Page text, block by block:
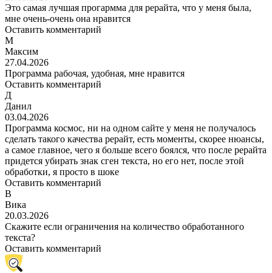
Это самая лучшая прогармма для рерайта, что у меня была,
мне очень-очень она нравится
Оставить комментарий
М
Максим
27.04.2026
Программа рабочая, удобная, мне нравится
Оставить комментарий
Д
Данил
03.04.2026
Программа космос, ни на одном сайте у меня не получалось
сделать такого качества рерайт, есть моменты, скорее нюансы,
а самое главное, чего я больше всего боялся, что после рерайта
придется убирать знак сген текста, но его нет, после этой
обработки, я просто в шоке
Оставить комментарий
В
Вика
20.03.2026
Скажите если ограничения на количество обработанного
текста?
Оставить комментарий